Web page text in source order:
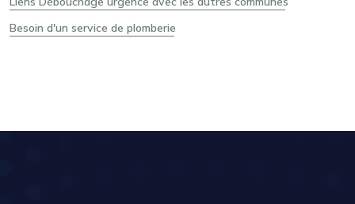
Besoin d'un service de plomberie